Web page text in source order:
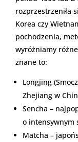
rozprzestrzeniła
Korea czy
pochodzenia,
wyróżniamy
znane to:
Longjing
Zhejiang w
Sencha –
o intensywnym
Matcha –